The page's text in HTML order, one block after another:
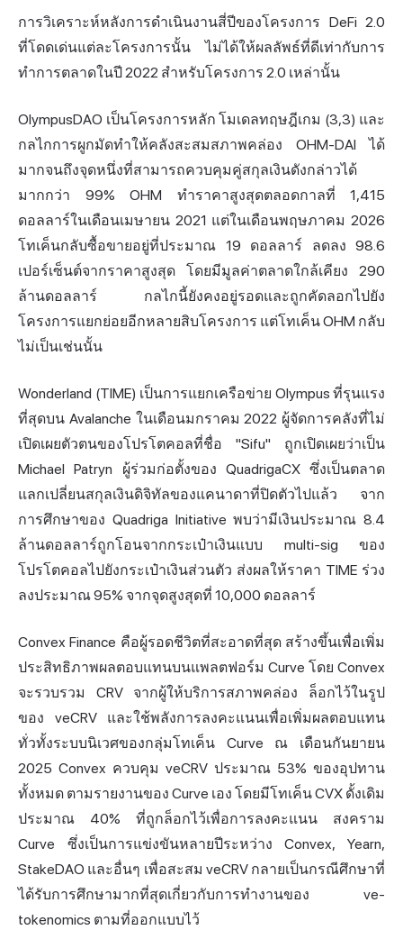
การวิเคราะห์หลังการดำเนินงานสี่ปีของโครงการ DeFi 2.0
ที่โดดเด่นแต่ละโครงการนั้น ไม่ได้ให้ผลลัพธ์ที่ดีเท่ากับการ
ทำการตลาดในปี 2022 สำหรับโครงการ 2.0 เหล่านั้น
OlympusDAO เป็นโครงการหลัก โมเดลทฤษฎีเกม (3,3) และ
กลไกการผูกมัดทำให้คลังสะสมสภาพคล่อง OHM-DAI ได้
มากจนถึงจุดหนึ่งที่สามารถควบคุมคู่สกุลเงินดังกล่าวได้
มากกว่า 99% OHM ทำราคาสูงสุดตลอดกาลที่ 1,415
ดอลลาร์ในเดือนเมษายน 2021 แต่ในเดือนพฤษภาคม 2026
โทเค็นกลับซื้อขายอยู่ที่ประมาณ 19 ดอลลาร์ ลดลง 98.6
เปอร์เซ็นต์จากราคาสูงสุด โดยมีมูลค่าตลาดใกล้เคียง 290
ล้านดอลลาร์ กลไกนี้ยังคงอยู่รอดและถูกคัดลอกไปยัง
โครงการแยกย่อยอีกหลายสิบโครงการ แต่โทเค็น OHM กลับ
ไม่เป็นเช่นนั้น
Wonderland (TIME) เป็นการแยกเครือข่าย Olympus ที่รุนแรง
ที่สุดบน Avalanche ในเดือนมกราคม 2022 ผู้จัดการคลังที่ไม่
เปิดเผยตัวตนของโปรโตคอลที่ชื่อ "Sifu" ถูกเปิดเผยว่าเป็น
Michael Patryn ผู้ร่วมก่อตั้งของ QuadrigaCX ซึ่งเป็นตลาด
แลกเปลี่ยนสกุลเงินดิจิทัลของแคนาดาที่ปิดตัวไปแล้ว จาก
การศึกษาของ Quadriga Initiative พบว่ามีเงินประมาณ 8.4
ล้านดอลลาร์ถูกโอนจากกระเป๋าเงินแบบ multi-sig ของ
โปรโตคอลไปยังกระเป๋าเงินส่วนตัว ส่งผลให้ราคา TIME ร่วง
ลงประมาณ 95% จากจุดสูงสุดที่ 10,000 ดอลลาร์
ConvexFinance คือผู้รอดชีวิตที่สะอาดที่สุด สร้างขึ้นเพื่อเพิ่ม
ประสิทธิภาพผลตอบแทนบนแพลตฟอร์ม Curve โดย Convex
จะรวบรวม CRV จากผู้ให้บริการสภาพคล่อง ล็อกไว้ในรูป
ของ veCRV และใช้พลังการลงคะแนนเพื่อเพิ่มผลตอบแทน
ทั่วทั้งระบบนิเวศของกลุ่มโทเค็น Curve ณ เดือนกันยายน
2025 Convex ควบคุม veCRV ประมาณ 53% ของอุปทาน
ทั้งหมด ตามรายงานของ Curve เอง โดยมีโทเค็น CVX ดั้งเดิม
ประมาณ 40% ที่ถูกล็อกไว้เพื่อการลงคะแนน สงคราม
Curve ซึ่งเป็นการแข่งขันหลายปีระหว่าง Convex, Yearn,
StakeDAO และอื่นๆ เพื่อสะสม veCRV กลายเป็นกรณีศึกษาที่
ได้รับการศึกษามากที่สุดเกี่ยวกับการทำงานของ ve-
tokenomics ตามที่ออกแบบไว้